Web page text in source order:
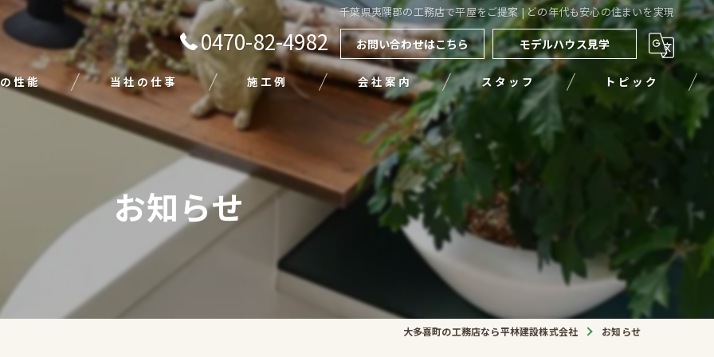
千葉県夷隅郡の工務店で平屋をご提案 | どの年代も安心の住まいを実現
0470-82-4982 お問い合わせはこちら モデルハウス見学
性能 当社の仕事
注文住宅
エクステリア
平屋
施工例 会社案内 スタッフ トピック
お知らせ
大多喜町の工務店なら平林建設株式会社 お知らせ